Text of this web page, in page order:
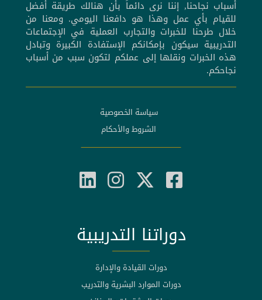
أسباب نجاحنا, إننا نرى دائماً بأن هنالك طريقة أفضل
للقيام بأي عمل وهذا هو دافعنا اليومي. ومعنا من
خلال طرحنا للخبرات والتجارب العملية في الإجتماعات
التدريبية سيكون بإمكانكم الإستفادة الكبيرة وتبادل
هذه الخبرات ونقلها إلى عملكم لتكون سبب من أسباب
نجاحكم.
سياسة الخصوصية
الشروط والأحكام
دوراتنا التدريبية
دورات القيادة والإدارة
دورات الموارد البشرية والتدريب